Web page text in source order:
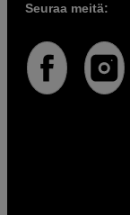
Seuraa meitä: